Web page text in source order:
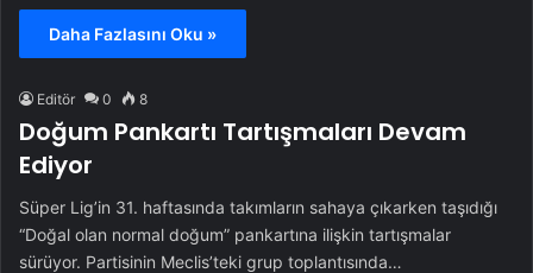
Daha Fazlasını Oku »
Editör 0 8
Doğum Pankartı Tartışmaları Devam
Ediyor
Süper Lig’in 31. haftasında takımların sahaya çıkarken taşıdığı
“Doğal olan normal doğum” pankartına ilişkin tartışmalar
sürüyor. Partisinin Meclis’teki grup toplantısında…